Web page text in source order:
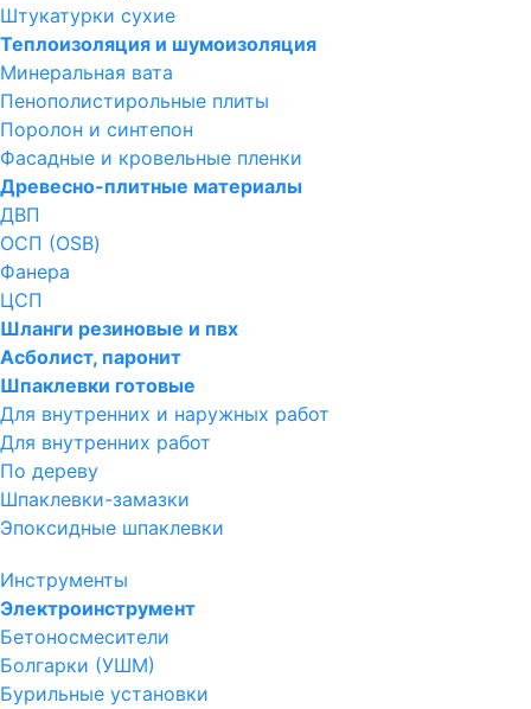
Штукатурки сухие
Теплоизоляция и шумоизоляция
Минеральная вата
Пенополистирольные плиты
Поролон и синтепон
Фасадные и кровельные пленки
Древесно-плитные материалы
ДВП
ОСП (OSB)
Фанера
ЦСП
Шланги резиновые и пвх
Асболист, паронит
Шпаклевки готовые
Для внутренних и наружных работ
Для внутренних работ
По дереву
Шпаклевки-замазки
Эпоксидные шпаклевки
Инструменты
Электроинструмент
Бетоносмесители
Болгарки (УШМ)
Бурильные установки